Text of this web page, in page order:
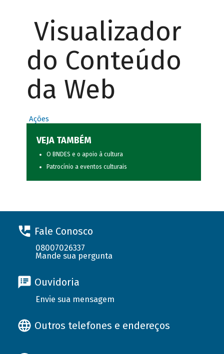
Visualizador
do Conteúdo
da Web
Ações
VEJA TAMBÉM
O BNDES e o apoio à cultura
Patrocínio a eventos culturais
Fale Conosco
08007026337
Mande sua pergunta
Ouvidoria
Envie sua mensagem
Outros telefones e endereços